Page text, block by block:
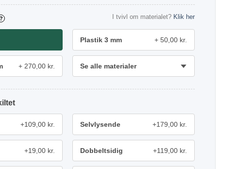
? I tvivl om materialet? Klik her
Plastik 3 mm 50,00 kr.
270,00 kr. Se alle materialer
+109,00 kr. Selvlysende +179,00 kr.
+19,00 kr. Dobbeltsidig +119,00 kr.